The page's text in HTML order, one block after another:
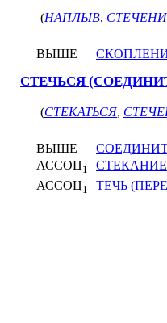
(НАПЛЫВ,
ВЫШЕ
СТЕЧЬСЯ
(СТЕКАТЬСЯ,
ВЫШЕ
АССОЦ1
АССОЦ1 ТЕЧЬ